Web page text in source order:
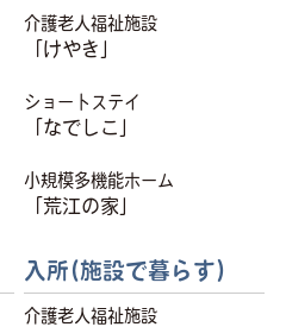
介護老人福祉施設
「けやき」
ショートステイ
「なでしこ」
小規模多機能ホーム
「荒江の家」
入所(施設で暮らす)
介護老人福祉施設